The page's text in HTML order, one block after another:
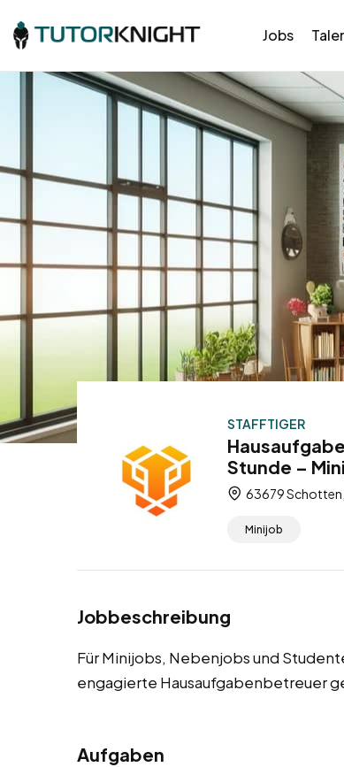
Jobs
STAFFTIGER
Stunde –
63679
Minijob
Jobbeschreibung
Für Minijobs, Nebenjobs und
engagierte Hausaufgabenbetreuer
Aufgaben